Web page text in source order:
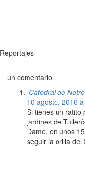
Reportajes
un comentario
Catedral de
10 agosto, 2016
Si tienes un ratito
jardines de
Dame, en unos
seguir la orilla del